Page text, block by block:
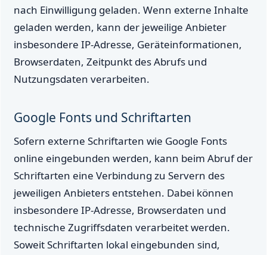
nach Einwilligung geladen. Wenn externe Inhalte
geladen werden, kann der jeweilige Anbieter
insbesondere IP-Adresse, Geräteinformationen,
Browserdaten, Zeitpunkt des Abrufs und
Nutzungsdaten verarbeiten.
Google Fonts und Schriftarten
Sofern externe Schriftarten wie Google Fonts
online eingebunden werden, kann beim Abruf der
Schriftarten eine Verbindung zu Servern des
jeweiligen Anbieters entstehen. Dabei können
insbesondere IP-Adresse, Browserdaten und
technische Zugriffsdaten verarbeitet werden.
Soweit Schriftarten lokal eingebunden sind,